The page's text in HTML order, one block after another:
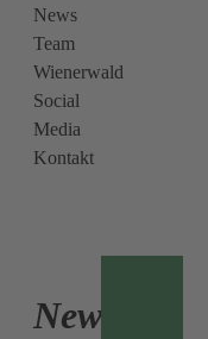
News
Team
Wienerwald
Social
Media
Kontakt
News